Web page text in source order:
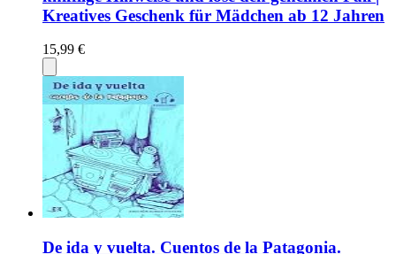
Kreatives Geschenk für Mädchen ab 12 Jahren
15,99 €
De ida y vuelta. Cuentos de la Patagonia.